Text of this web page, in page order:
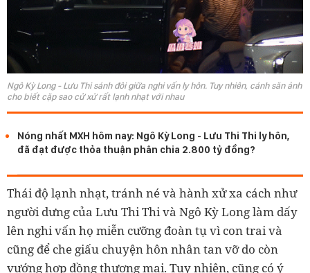
Ngô Kỳ Long - Lưu Thi sánh đôi giữa nghi vấn ly hôn. Tuy nhiên, cánh săn ảnh
cho biết cặp sao cử xử rất lạnh nhạt với nhau
Nóng nhất MXH hôm nay: Ngô Kỳ Long - Lưu Thi Thi ly hôn,
đã đạt được thỏa thuận phân chia 2.800 tỷ đồng?
Thái độ lạnh nhạt, tránh né và hành xử xa cách như
người dưng của Lưu Thi Thi và Ngô Kỳ Long làm dấy
lên nghi vấn họ miễn cưỡng đoàn tụ vì con trai và
cũng để che giấu chuyện hôn nhân tan vỡ do còn
vướng hợp đồng thương mại. Tuy nhiên, cũng có ý